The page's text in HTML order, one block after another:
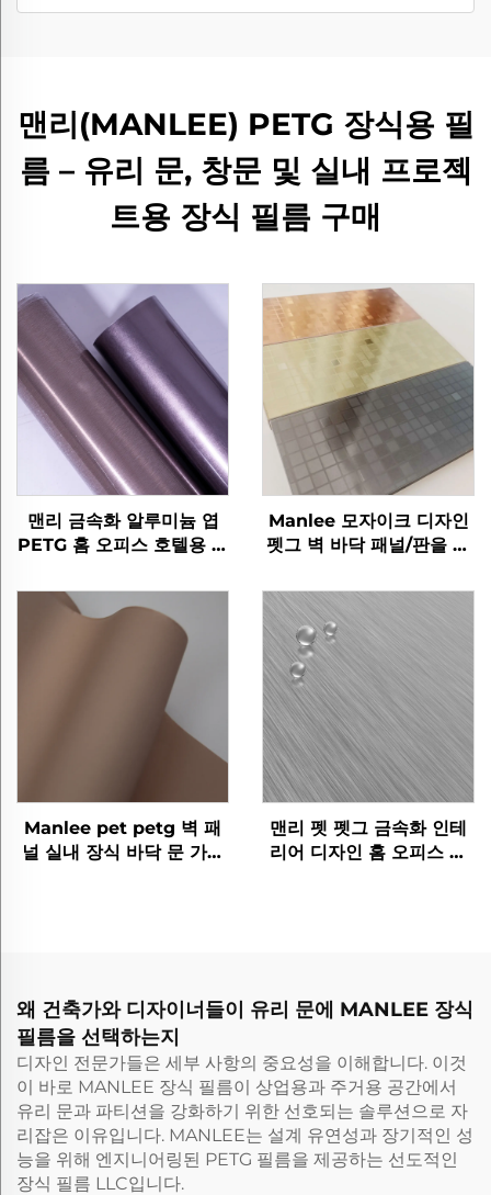
맨리(MANLEE) PETG 장식용 필
름 – 유리 문, 창문 및 실내 프로젝
트용 장식 필름 구매
맨리 금속화 알루미늄 엽
PETG 홈 오피스 호텔용 장
Manlee 모자이크 디자인
펫그 벽 바닥 패널/판을 위
Manlee pet petg 벽 패
널 실내 장식 바닥 문 가구
맨리 펫 펫그 금속화 인테
리어 디자인 홈 오피스 호
왜 건축가와 디자이너들이 유리 문에 MANLEE 장식
필름을 선택하는지
디자인 전문가들은 세부 사항의 중요성을 이해합니다. 이것
이 바로 MANLEE 장식 필름이 상업용과 주거용 공간에서
유리 문과 파티션을 강화하기 위한 선호되는 솔루션으로 자
리잡은 이유입니다. MANLEE는 설계 유연성과 장기적인 성
능을 위해 엔지니어링된 PETG 필름을 제공하는 선도적인
장식 필름 LLC입니다.